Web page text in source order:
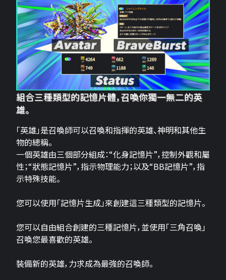
組合三種類型的記憶片體，召喚你獨一無二的英
雄。
「英雄」是召喚師可以召喚和指揮的英雄、神明和其他生
物的總稱。
一個英雄由三個部分組成：“化身記憶片”，控制外觀和屬
性；“狀態記憶片”，指示物理能力；以及“BB記憶片”，指
示特殊技能。
您可以使用「記憶片生成」來創建這三​​種類型的記憶片。
您可以自由組合創建的三種記憶片，並使用「三角召喚」
召喚您最喜歡的英雄。
裝備新的英雄，力求成為最強的召喚師。